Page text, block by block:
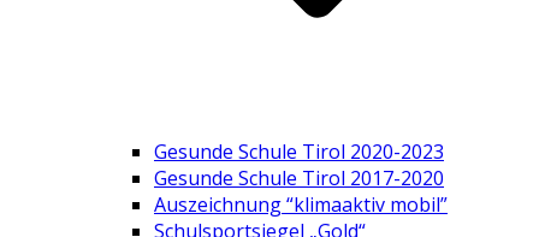
Gesunde Schule Tirol 2020-2023
Gesunde Schule Tirol 2017-2020
Auszeichnung “klimaaktiv mobil”
Schulsportsiegel „Gold“